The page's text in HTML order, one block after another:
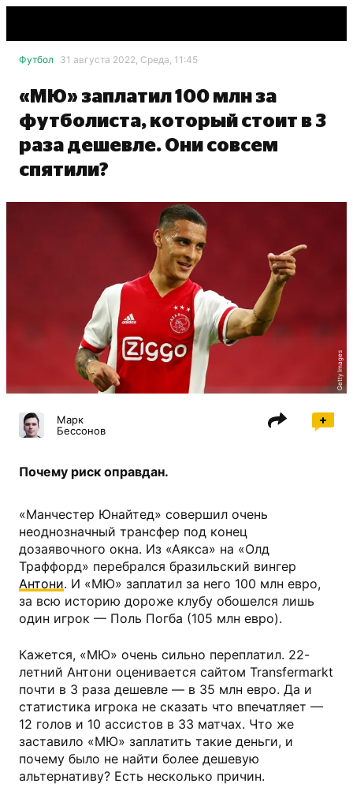
Футбол 31 августа 2022, Среда, 11:45
«МЮ» заплатил 100 млн за
футболиста, который стоит в 3
раза дешевле. Они совсем
спятили?
Getty Images
Марк
Бессонов
Почему риск оправдан.
«Манчестер Юнайтед» совершил очень
неоднозначный трансфер под конец
дозаявочного окна. Из «Аякса» на «Олд
Траффорд» перебрался бразильский вингер
Антони. И «МЮ» заплатил за него 100 млн евро,
за всю историю дороже клубу обошелся лишь
один игрок — Поль Погба (105 млн евро).
Кажется, «МЮ» очень сильно переплатил. 22-
летний Антони оценивается сайтом Transfermarkt
почти в 3 раза дешевле — в 35 млн евро. Да и
статистика игрока не сказать что впечатляет —
12 голов и 10 ассистов в 33 матчах. Что же
заставило «МЮ» заплатить такие деньги, и
почему было не найти более дешевую
альтернативу? Есть несколько причин.